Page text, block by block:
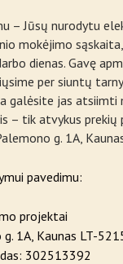
– Jūsų nurodytu
mokėjimo
dienas. Gavę
per siuntų
galėsite jas atsiimti
– tik atvykus
g. 1A,
pavedimu:
projektai
1A, Kaunas LT-
302513392